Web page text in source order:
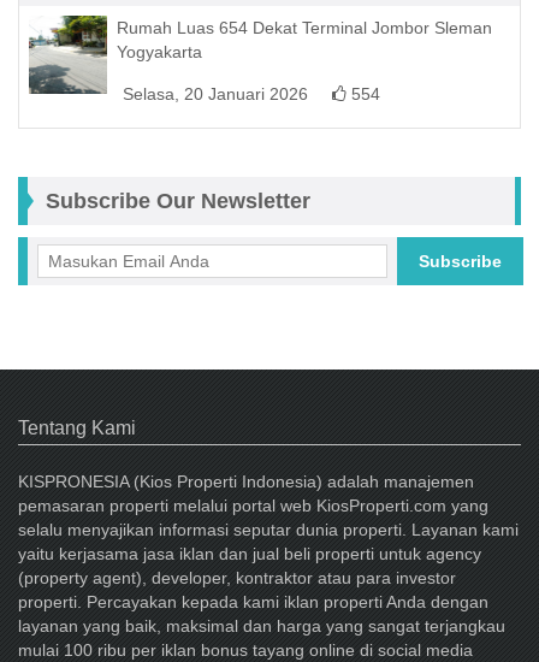
Rumah Luas 654 Dekat Terminal Jombor Sleman
Yogyakarta
Selasa, 20 Januari 2026 554
Subscribe Our Newsletter
Subscribe
Tentang Kami
KISPRONESIA (Kios Properti Indonesia) adalah manajemen
pemasaran properti melalui portal web KiosProperti.com yang
selalu menyajikan informasi seputar dunia properti. Layanan kami
yaitu kerjasama jasa iklan dan jual beli properti untuk agency
(property agent), developer, kontraktor atau para investor
properti. Percayakan kepada kami iklan properti Anda dengan
layanan yang baik, maksimal dan harga yang sangat terjangkau
mulai 100 ribu per iklan bonus tayang online di social media